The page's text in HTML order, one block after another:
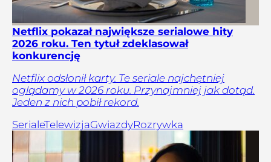
Netflix pokazał największe serialowe hity
2026 roku. Ten tytuł zdeklasował
konkurencję
Netflix odsłonił karty. Te seriale najchętniej
oglądamy w 2026 roku. Przynajmniej jak dotąd.
Jeden z nich pobił rekord.
SerialeTelewizjaGwiazdyRozrywka